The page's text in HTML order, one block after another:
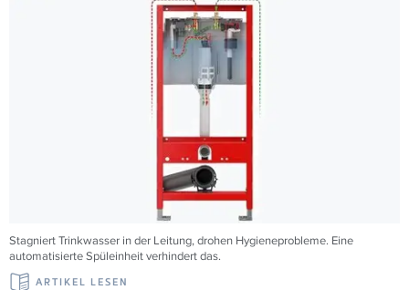
Stagniert Trinkwasser in der Leitung, drohen Hygieneprobleme. Eine
automatisierte Spüleinheit verhindert das.
ARTIKEL LESEN